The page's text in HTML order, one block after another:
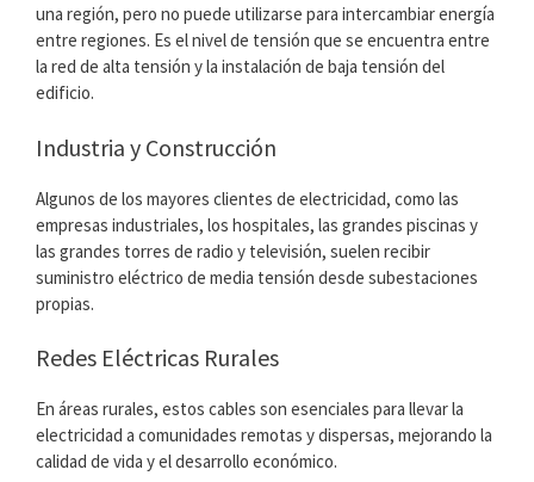
una región, pero no puede utilizarse para intercambiar energía
entre regiones. Es el nivel de tensión que se encuentra entre
la red de alta tensión y la instalación de baja tensión del
edificio.
Industria y Construcción
Algunos de los mayores clientes de electricidad, como las
empresas industriales, los hospitales, las grandes piscinas y
las grandes torres de radio y televisión, suelen recibir
suministro eléctrico de media tensión desde subestaciones
propias.
Redes Eléctricas Rurales
En áreas rurales, estos cables son esenciales para llevar la
electricidad a comunidades remotas y dispersas, mejorando la
calidad de vida y el desarrollo económico.